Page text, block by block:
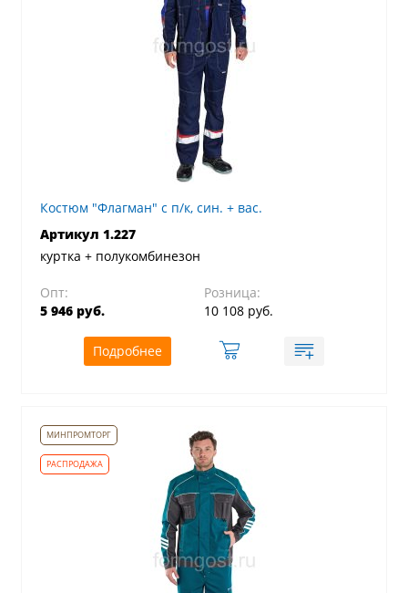
Костюм "Флагман" с п/к, син. + вас.
Артикул 1.227
куртка + полукомбинезон
Опт:
5 946 руб.
Розница:
10 108 руб.
Подробнее